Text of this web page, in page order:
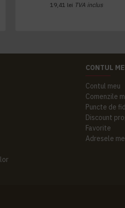
19,41 lei TVA inclus
CONTUL
Contul meu
Comenzile
Puncte de
Discount
Favorite
Adresele